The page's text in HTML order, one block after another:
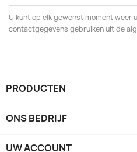
U kunt op elk gewenst moment weer
contactgegevens gebruiken uit de
PRODUCTEN
ONS BEDRIJF
UW ACCOUNT